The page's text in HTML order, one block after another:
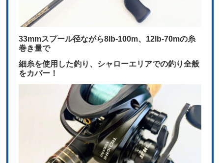
33mmスプール径ながら8lb-100m、12lb-70mの糸
巻き量で
細糸を使用した釣り、シャローエリアでの釣り全般
をカバー！